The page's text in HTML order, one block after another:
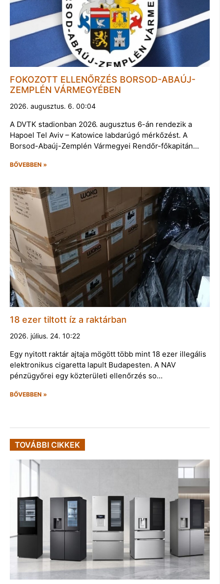
FOKOZOTT ELLENŐRZÉS BORSOD-ABAÚJ-
ZEMPLÉN VÁRMEGYÉBEN
2026. augusztus. 6. 00:04
A DVTK stadionban 2026. augusztus 6-án rendezik a
Hapoel Tel Aviv – Katowice labdarúgó mérkőzést. A
Borsod-Abaúj-Zemplén Vármegyei Rendőr-főkapitán…
BŐVEBBEN »
18 ezer tiltott íz a raktárban
2026. július. 24. 10:22
Egy nyitott raktár ajtaja mögött több mint 18 ezer illegális
elektronikus cigaretta lapult Budapesten. A NAV
pénzügyőrei egy közterületi ellenőrzés so…
BŐVEBBEN »
TOVÁBBI CIKKEK